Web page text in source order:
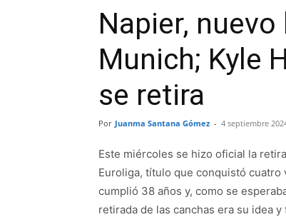
Napier,
Munich; Kyle
se retira
Por Juanma Santana Gómez - 4 septiembre
Este miércoles se hizo oficial la
Euroliga, título que conquistó cuatro
cumplió 38 años y, como se
retirada de las canchas era su idea